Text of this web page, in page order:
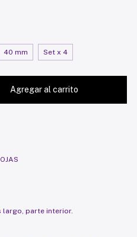
40 mm Set x 4
largo, parte interior.